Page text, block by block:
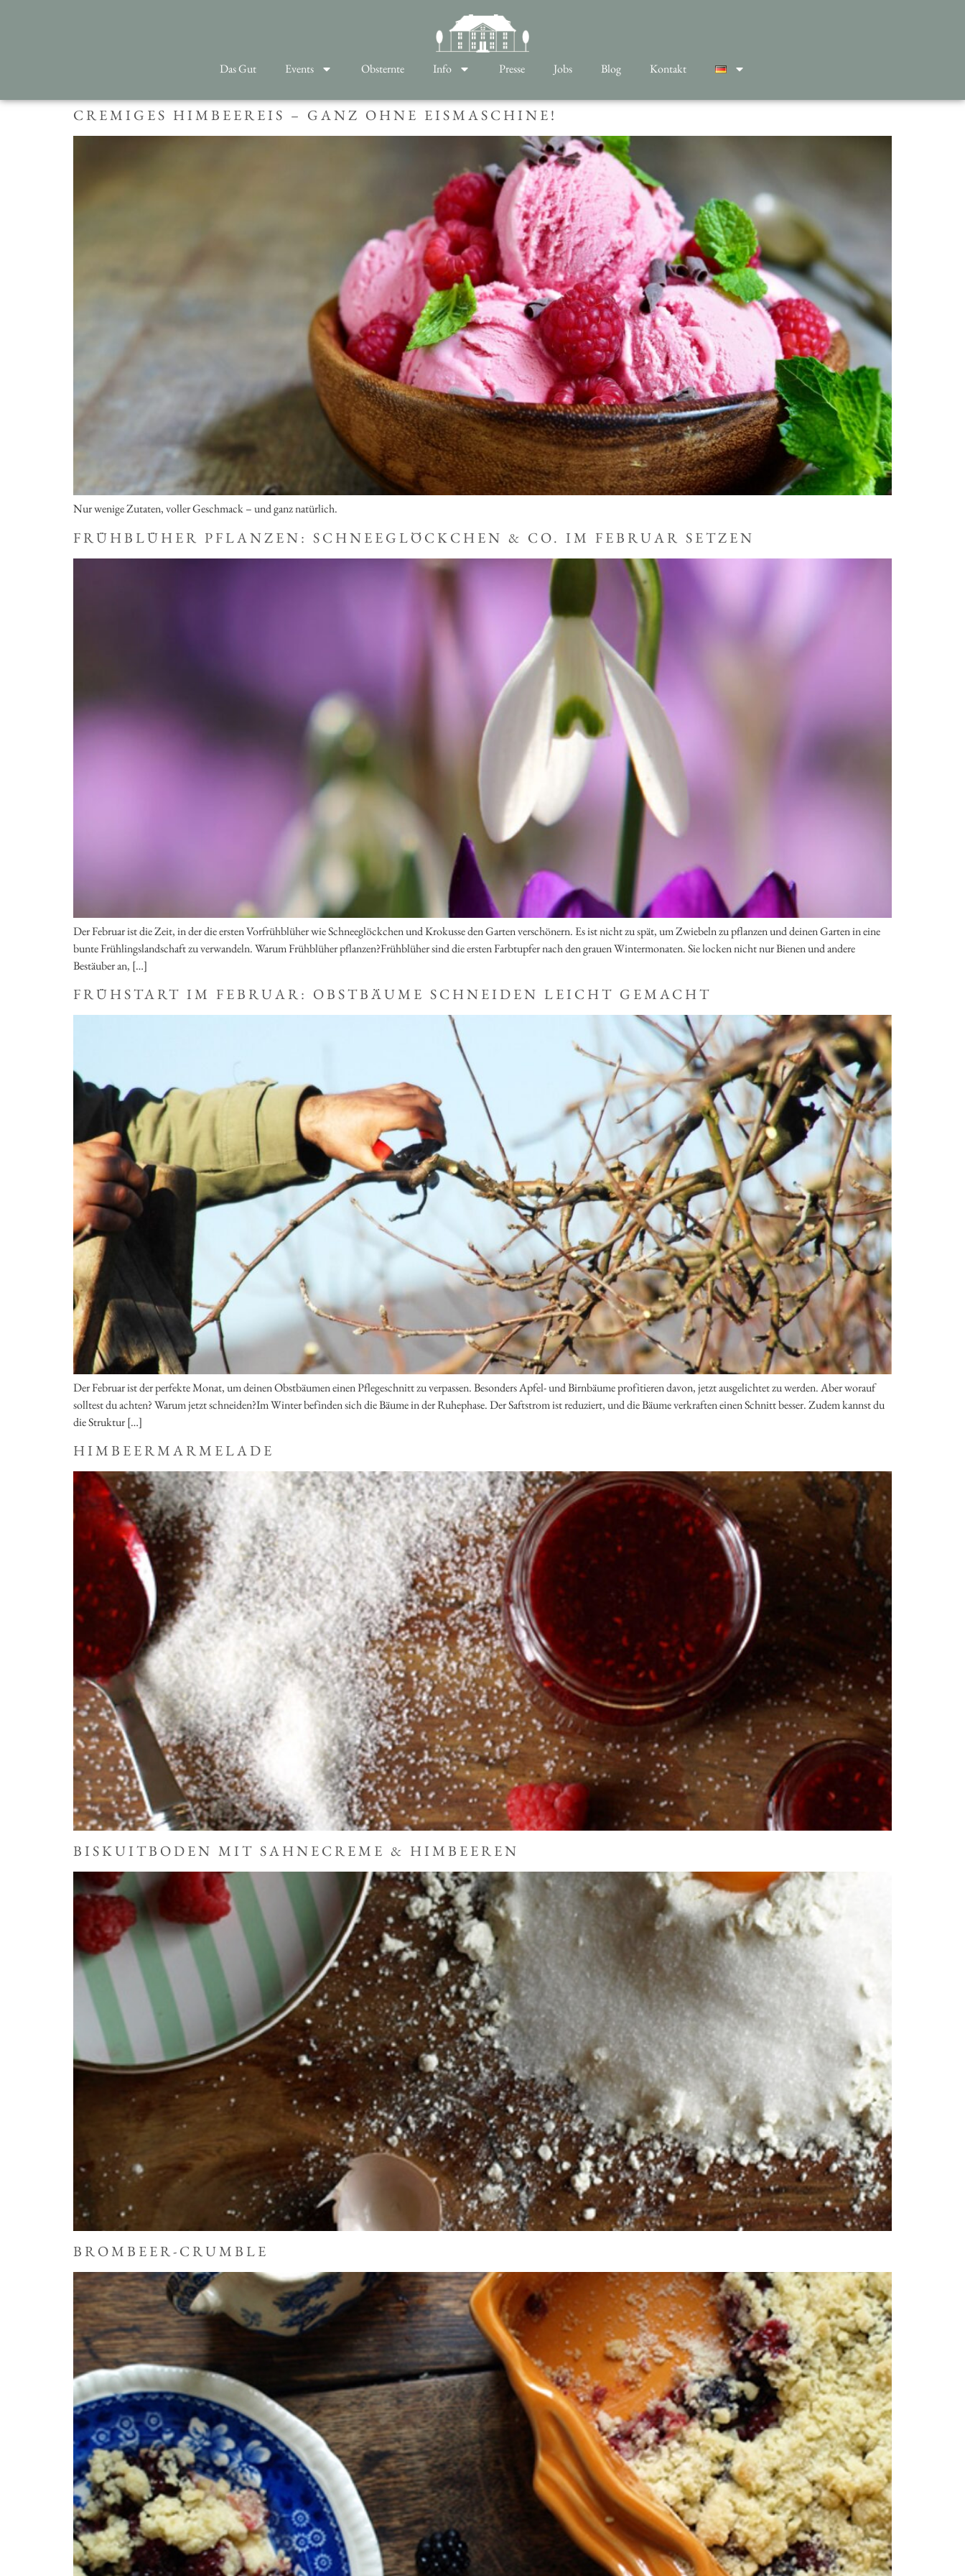
Das Gut Events Obsternte Info Presse Jobs Blog Kontakt
CREMIGES HIMBEEREIS – GANZ OHNE EISMASCHINE!
Nur wenige Zutaten, voller Geschmack – und ganz natürlich.
FRÜHBLÜHER PFLANZEN: SCHNEEGLÖCKCHEN & CO. IM FEBRUAR SETZEN
Der Februar ist die Zeit, in der die ersten Vorfrühblüher wie Schneeglöckchen und Krokusse den Garten verschönern. Es ist nicht zu spät, um Zwiebeln zu pflanzen und deinen Garten in eine
bunte Frühlingslandschaft zu verwandeln. Warum Frühblüher pflanzen?Frühblüher sind die ersten Farbtupfer nach den grauen Wintermonaten. Sie locken nicht nur Bienen und andere
Bestäuber an, […]
FRÜHSTART IM FEBRUAR: OBSTBÄUME SCHNEIDEN LEICHT GEMACHT
Der Februar ist der perfekte Monat, um deinen Obstbäumen einen Pflegeschnitt zu verpassen. Besonders Apfel- und Birnbäume profitieren davon, jetzt ausgelichtet zu werden. Aber worauf
solltest du achten? Warum jetzt schneiden?Im Winter befinden sich die Bäume in der Ruhephase. Der Saftstrom ist reduziert, und die Bäume verkraften einen Schnitt besser. Zudem kannst du
die Struktur […]
HIMBEERMARMELADE
BISKUITBODEN MIT SAHNECREME & HIMBEEREN
BROMBEER-CRUMBLE